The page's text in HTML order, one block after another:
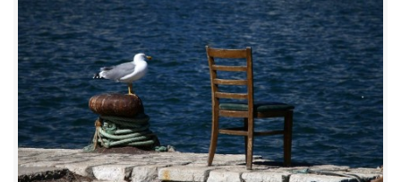
© 2026 eStránky.cz |RSS